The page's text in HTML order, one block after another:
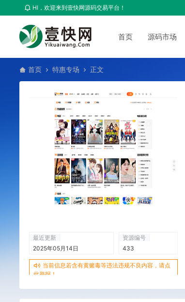
HI，欢迎来到壹快网源码交易平台！
首页 源码市场
首页 特惠专场 正文
最近更新
2025年05月14日
资源编号
433
当前信息若含有黄赌毒等违法违规不良内容，请点
此举报！